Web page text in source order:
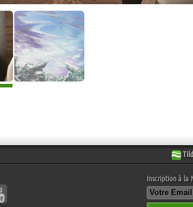
Inscription à la